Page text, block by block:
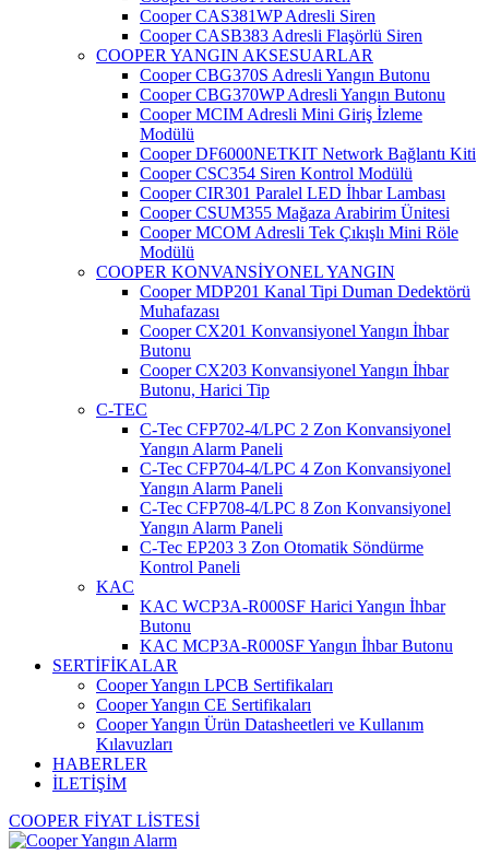
Cooper CAS381WP Adresli Siren
Cooper CASB383 Adresli Flaşörlü Siren
COOPER YANGIN AKSESUARLAR
Cooper CBG370S Adresli Yangın Butonu
Cooper CBG370WP Adresli Yangın Butonu
Cooper MCIM Adresli Mini Giriş İzleme
Modülü
Cooper DF6000NETKIT Network Bağlantı Kiti
Cooper CSC354 Siren Kontrol Modülü
Cooper CIR301 Paralel LED İhbar Lambası
Cooper CSUM355 Mağaza Arabirim Ünitesi
Cooper MCOM Adresli Tek Çıkışlı Mini Röle
Modülü
COOPER KONVANSİYONEL YANGIN
Cooper MDP201 Kanal Tipi Duman Dedektörü
Muhafazası
Cooper CX201 Konvansiyonel Yangın İhbar
Butonu
Cooper CX203 Konvansiyonel Yangın İhbar
Butonu, Harici Tip
C-TEC
C-Tec CFP702-4/LPC 2 Zon Konvansiyonel
Yangın Alarm Paneli
C-Tec CFP704-4/LPC 4 Zon Konvansiyonel
Yangın Alarm Paneli
C-Tec CFP708-4/LPC 8 Zon Konvansiyonel
Yangın Alarm Paneli
C-Tec EP203 3 Zon Otomatik Söndürme
Kontrol Paneli
KAC
KAC WCP3A-R000SF Harici Yangın İhbar
Butonu
KAC MCP3A-R000SF Yangın İhbar Butonu
SERTİFİKALAR
Cooper Yangın LPCB Sertifikaları
Cooper Yangın CE Sertifikaları
Cooper Yangın Ürün Datasheetleri ve Kullanım
Kılavuzları
HABERLER
İLETİŞİM
COOPER FİYAT LİSTESİ